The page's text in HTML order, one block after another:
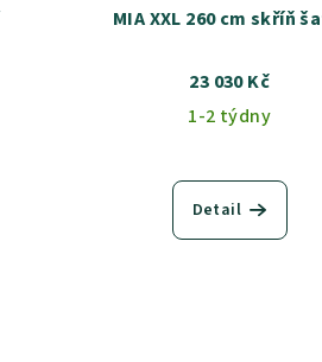
MIA XXL 260 cm skříň
23 030 Kč
1-2 týdny
Detail